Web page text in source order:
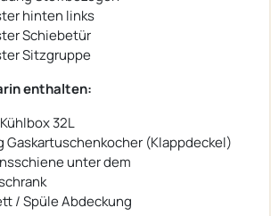
hinten links
Schiebetür
Sitzgruppe
enthalten:
32L
Gaskartuschenkocher (Klappdeckel)
unter dem
/ Spüle Abdeckung